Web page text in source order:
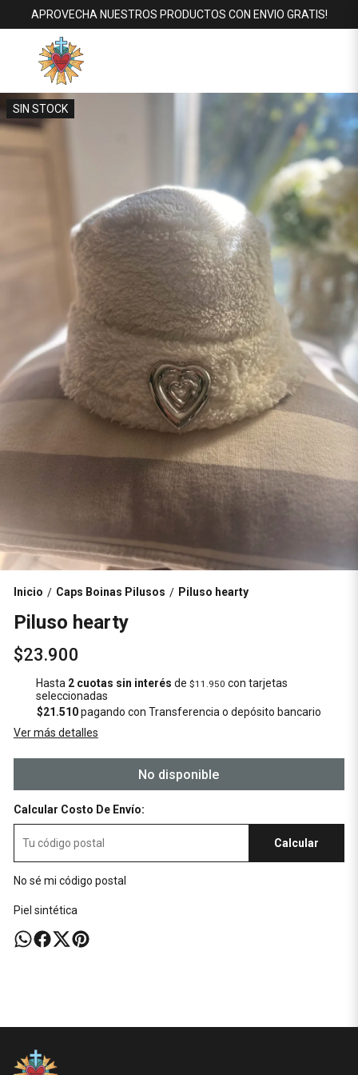
APROVECHA NUESTROS PRODUCTOS CON ENVIO GRATIS!
SIN STOCK
Inicio / Caps Boinas Pilusos / Piluso hearty
Piluso hearty
$23.900
Hasta 2 cuotas sin interés de $11.950 con tarjetas
seleccionadas
$21.510pagando con Transferencia o depósito bancario
Ver más detalles
No disponible
Calcular Costo De Envío:
Calcular
No sé mi código postal
Piel sintética